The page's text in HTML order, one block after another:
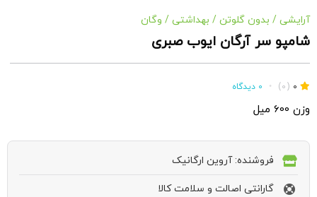
آرایشی / بدون گلوتن / بهداشتی / وگان
شامپو سر آرگان ایوب صبری
0
(0)
• 0 دیدگاه
وزن 600 میل
فروشنده: آروین ارگانیک
گارانتی اصالت و سلامت کالا